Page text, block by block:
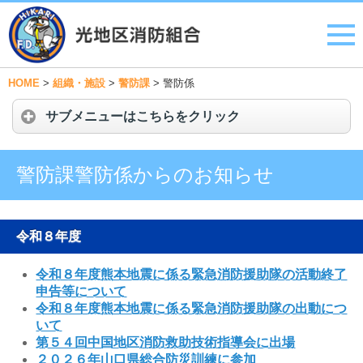
HOME > 組織・施設 > 警防課 > 警防係
サブメニューはこちらをクリック
警防課警防係からのお知らせ
令和８年度
令和８年度熊本地震に係る緊急消防援助隊の活動終了
申告等について
令和８年度熊本地震に係る緊急消防援助隊の出動につ
いて
第５４回中国地区消防救助技術指導会に出場
２０２６年山口県総合防災訓練に参加